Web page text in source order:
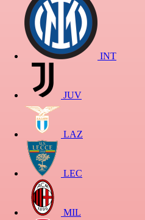
INT
JUV
LAZ
LEC
MIL